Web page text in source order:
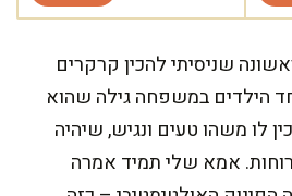
שניסיתי להכין קרקרים
הילדים במשפחה גילה שהוא
לו משהו טעים ונגיש, שיהיה
אמא שלי תמיד אמרה